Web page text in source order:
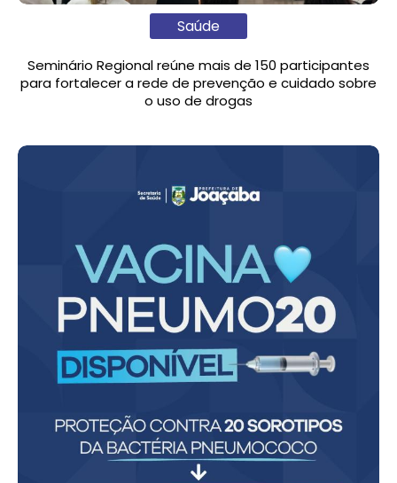
Saúde
Seminário Regional reúne mais de 150 participantes
para fortalecer a rede de prevenção e cuidado sobre
o uso de drogas